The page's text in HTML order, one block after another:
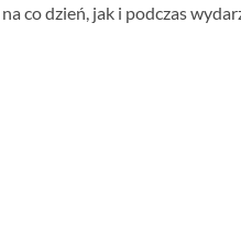
co dzień, jak i podczas